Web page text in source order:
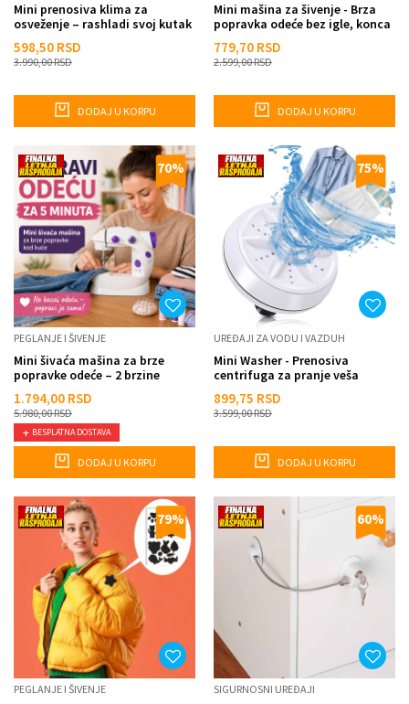
Mini prenosiva klima za
osveženje – rashladi svoj kutak
598,50 RSD
3.990,00RSD
DODAJ U KORPU
Mini mašina za šivenje - Brza
popravka odeće bez igle, konca
779,70 RSD
2.599,00RSD
DODAJ U KORPU
70%
PEGLANJE I ŠIVENJE
Mini šivaća mašina za brze
popravke odeće – 2 brzine
1.794,00 RSD
5.980,00RSD
BESPLATNA DOSTAVA
DODAJ U KORPU
75%
UREĐAJI ZA VODU I VAZDUH
Mini Washer - Prenosiva
centrifuga za pranje veša
899,75 RSD
3.599,00RSD
DODAJ U KORPU
79%
PEGLANJE I ŠIVENJE
60%
SIGURNOSNI UREĐAJI